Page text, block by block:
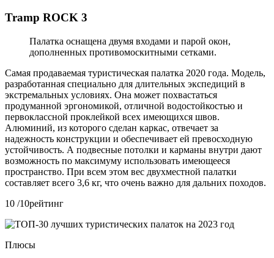
Tramp ROCK 3
Палатка оснащена двумя входами и парой окон,
дополненных противомоскитными сетками.
Самая продаваемая туристическая палатка 2020 года. Модель,
разработанная специально для длительных экспедиций в
экстремальных условиях. Она может похвастаться
продуманной эргономикой, отличной водостойкостью и
первоклассной проклейкой всех имеющихся швов.
Алюминий, из которого сделан каркас, отвечает за
надежность конструкции и обеспечивает ей превосходную
устойчивость. А подвесные потолки и карманы внутри дают
возможность по максимуму использовать имеющееся
пространство. При всем этом вес двухместной палатки
составляет всего 3,6 кг, что очень важно для дальних походов.
10 /10рейтинг
Плюсы